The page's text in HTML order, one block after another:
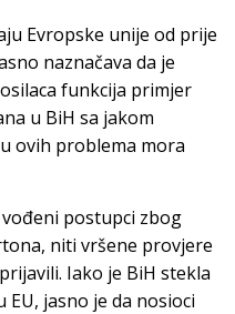
Evropske unije od prije
naznačava da je
funkcija primjer
u BiH sa jakom
ovih problema mora
postupci zbog
niti vršene provjere
Iako je BiH stekla
jasno je da nosioci